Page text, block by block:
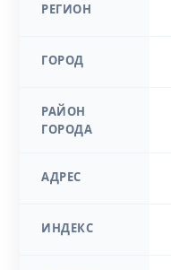
РЕГИОН
ГОРОД
РАЙОН
ГОРОДА
АДРЕС
ИНДЕКС